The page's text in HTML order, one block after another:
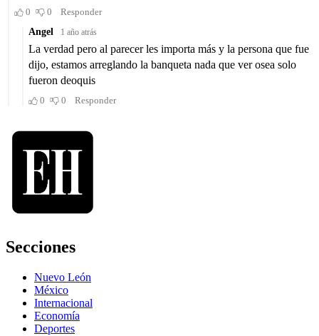
Secciones
Nuevo León
México
Internacional
Economía
Deportes